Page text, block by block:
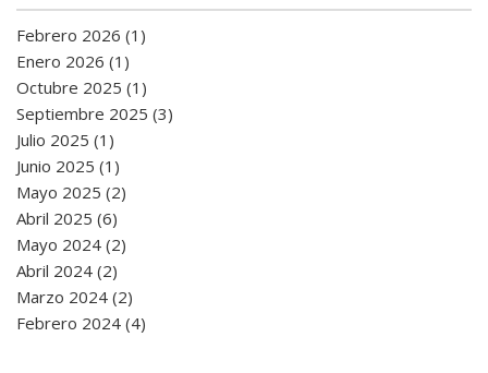
Febrero 2026 (1)
Enero 2026 (1)
Octubre 2025 (1)
Septiembre 2025 (3)
Julio 2025 (1)
Junio 2025 (1)
Mayo 2025 (2)
Abril 2025 (6)
Mayo 2024 (2)
Abril 2024 (2)
Marzo 2024 (2)
Febrero 2024 (4)